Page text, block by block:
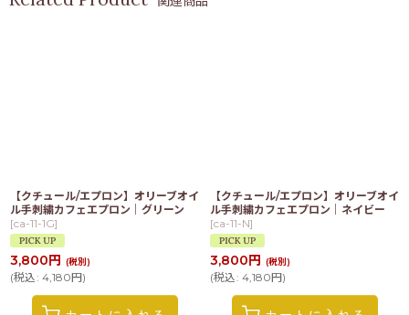
【クチュール/エプロン】オリーブオイ
ル手刺繍カフェエプロン｜グリーン
[ca-11-1G]
3,800円 (税別)
(税込: 4,180円)
【クチュール/エプロン】オリーブオイ
ル手刺繍カフェエプロン｜ネイビー
[ca-11-N]
3,800円 (税別)
(税込: 4,180円)